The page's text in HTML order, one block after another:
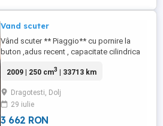
Vand scuter
Vând scuter ** Piaggio** cu pornire la
buton ,adus recent , capacitate cilindrica
2009 | 250 cm3 | 33713 km
Dragotesti, Dolj
29 iulie
3 662 RON